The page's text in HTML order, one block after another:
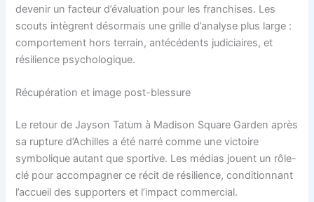
devenir un facteur d’évaluation pour les franchises. Les
scouts intègrent désormais une grille d’analyse plus large :
comportement hors terrain, antécédents judiciaires, et
résilience psychologique.
Récupération et image post-blessure
Le retour de Jayson Tatum à Madison Square Garden après
sa rupture d’Achilles a été narré comme une victoire
symbolique autant que sportive. Les médias jouent un rôle-
clé pour accompagner ce récit de résilience, conditionnant
l’accueil des supporters et l’impact commercial.